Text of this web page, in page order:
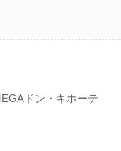
ドン・キホーテ